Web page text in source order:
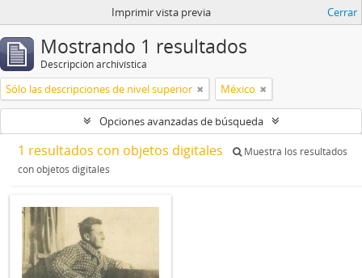
Imprimir vista previa Cerrar
Mostrando 1 resultados
Descripción archivística
Sólo las descripciones de nivel superior México
Opciones avanzadas de búsqueda
1 resultados con objetos digitales
Muestra los resultados
con objetos digitales